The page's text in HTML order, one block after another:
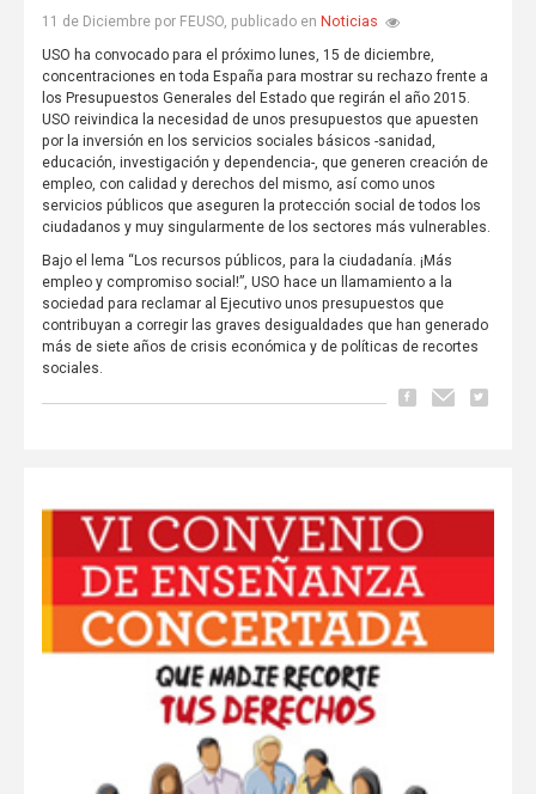
11 de Diciembre por FEUSO, publicado en Noticias
USO ha convocado para el próximo lunes, 15 de diciembre,
concentraciones en toda España para mostrar su rechazo frente a
los Presupuestos Generales del Estado que regirán el año 2015.
USO reivindica la necesidad de unos presupuestos que apuesten
por la inversión en los servicios sociales básicos -sanidad,
educación, investigación y dependencia-, que generen creación de
empleo, con calidad y derechos del mismo, así como unos
servicios públicos que aseguren la protección social de todos los
ciudadanos y muy singularmente de los sectores más vulnerables.
Bajo el lema “Los recursos públicos, para la ciudadanía. ¡Más
empleo y compromiso social!”, USO hace un llamamiento a la
sociedad para reclamar al Ejecutivo unos presupuestos que
contribuyan a corregir las graves desigualdades que han generado
más de siete años de crisis económica y de políticas de recortes
sociales.